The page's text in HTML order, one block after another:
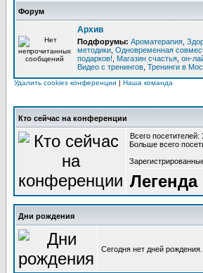
Форум
Архив
Подфорумы: Ароматерапия
методики Одновременная
подарков!
Магазин счастья он-
Видео с тренингов Тренинги в
Удалить cookies конференции | Наша команда
Кто сейчас на конференции
Всего посетителей:
Больше всего
Легенда
Дни рождения
Сегодня нет дней рождения.